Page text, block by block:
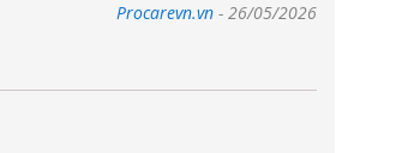
Procarevn.vn - 26/05/2026